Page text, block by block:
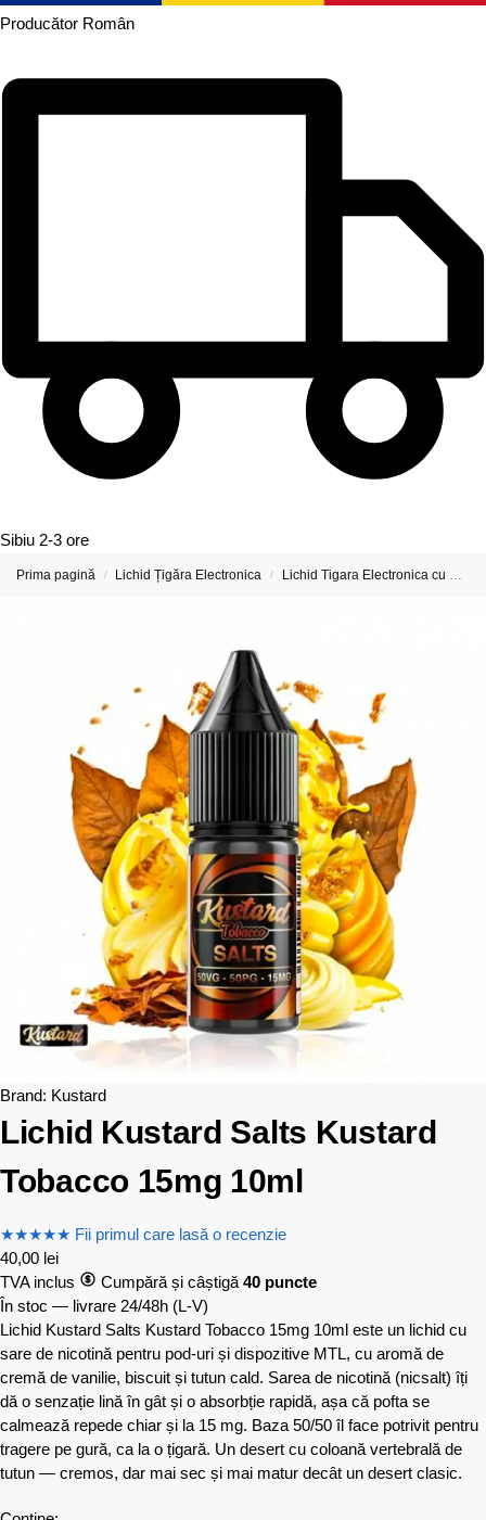
Producător Român
Sibiu 2-3 ore
Prima pagină / Lichid Țigăra Electronica / Lichid Tigara Electronica cu Nicotina
Brand: Kustard
Lichid Kustard Salts Kustard
Tobacco 15mg 10ml
★★★★★ Fii primul care lasă o recenzie
40,00 lei
TVA inclus
Cumpără și câștigă 40 puncte
În stoc — livrare 24/48h (L-V)
Lichid Kustard Salts Kustard Tobacco 15mg 10ml este un lichid cu
sare de nicotină pentru pod-uri și dispozitive MTL, cu aromă de
cremă de vanilie, biscuit și tutun cald. Sarea de nicotină (nicsalt) îți
dă o senzație lină în gât și o absorbție rapidă, așa că pofta se
calmează repede chiar și la 15 mg. Baza 50/50 îl face potrivit pentru
tragere pe gură, ca la o țigară. Un desert cu coloană vertebrală de
tutun — cremos, dar mai sec și mai matur decât un desert clasic.